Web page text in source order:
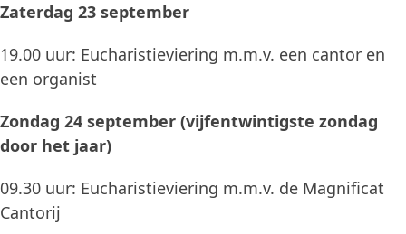
Zaterdag 23 september
19.00 uur: Eucharistieviering m.m.v. een cantor en
een organist
Zondag 24 september (vijfentwintigste zondag
door het jaar)
09.30 uur: Eucharistieviering m.m.v. de Magnificat
Cantorij